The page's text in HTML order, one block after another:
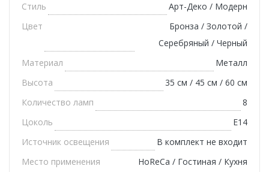
Стиль
Арт-Деко / Модерн
Цвет
Бронза / Золотой /
Серебряный / Черный
Материал
Металл
Высота
35 см / 45 см / 60 см
Количество ламп
8
Цоколь
E14
Источник освещения
В комплект не входит
Место применения
HoReCa / Гостиная / Кухня